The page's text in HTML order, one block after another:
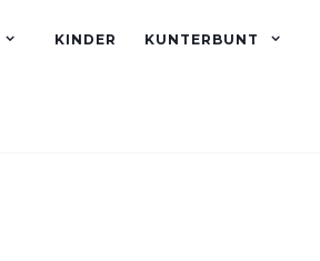
KINDER KUNTERBUNT